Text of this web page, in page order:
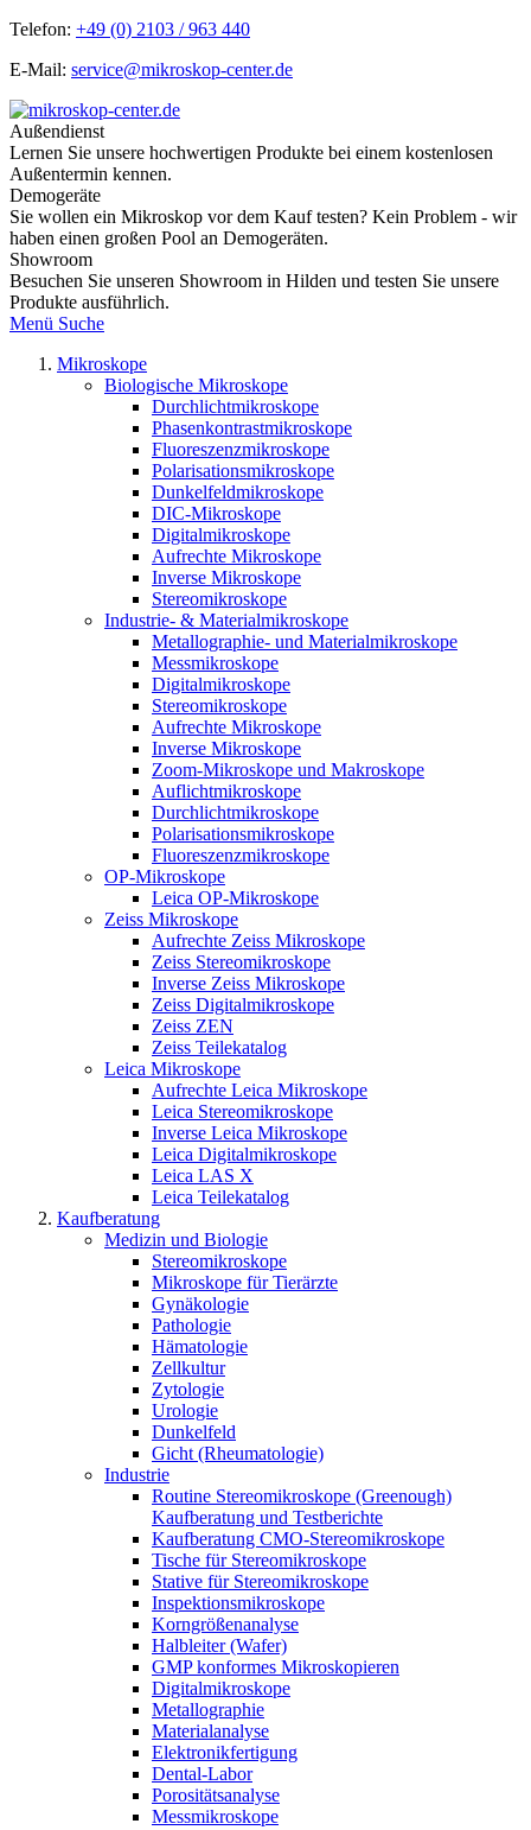
Telefon: +49 (0) 2103 / 963 440
E-Mail: service@mikroskop-center.de
Außendienst
Lernen Sie unsere hochwertigen Produkte bei einem kostenlosen
Außentermin kennen.
Demogeräte
Sie wollen ein Mikroskop vor dem Kauf testen? Kein Problem - wir
haben einen großen Pool an Demogeräten.
Showroom
Besuchen Sie unseren Showroom in Hilden und testen Sie unsere
Produkte ausführlich.
Menü Suche
Mikroskope
Biologische Mikroskope
Durchlichtmikroskope
Phasenkontrastmikroskope
Fluoreszenzmikroskope
Polarisationsmikroskope
Dunkelfeldmikroskope
DIC-Mikroskope
Digitalmikroskope
Aufrechte Mikroskope
Inverse Mikroskope
Stereomikroskope
Industrie- & Materialmikroskope
Metallographie- und Materialmikroskope
Messmikroskope
Digitalmikroskope
Stereomikroskope
Aufrechte Mikroskope
Inverse Mikroskope
Zoom-Mikroskope und Makroskope
Auflichtmikroskope
Durchlichtmikroskope
Polarisationsmikroskope
Fluoreszenzmikroskope
OP-Mikroskope
Leica OP-Mikroskope
Zeiss Mikroskope
Aufrechte Zeiss Mikroskope
Zeiss Stereomikroskope
Inverse Zeiss Mikroskope
Zeiss Digitalmikroskope
Zeiss ZEN
Zeiss Teilekatalog
Leica Mikroskope
Aufrechte Leica Mikroskope
Leica Stereomikroskope
Inverse Leica Mikroskope
Leica Digitalmikroskope
Leica LAS X
Leica Teilekatalog
Kaufberatung
Medizin und Biologie
Stereomikroskope
Mikroskope für Tierärzte
Gynäkologie
Pathologie
Hämatologie
Zellkultur
Zytologie
Urologie
Dunkelfeld
Gicht (Rheumatologie)
Industrie
Routine Stereomikroskope (Greenough)
Kaufberatung und Testberichte
Kaufberatung CMO-Stereomikroskope
Tische für Stereomikroskope
Stative für Stereomikroskope
Inspektionsmikroskope
Korngrößenanalyse
Halbleiter (Wafer)
GMP konformes Mikroskopieren
Digitalmikroskope
Metallographie
Materialanalyse
Elektronikfertigung
Dental-Labor
Porositätsanalyse
Messmikroskope